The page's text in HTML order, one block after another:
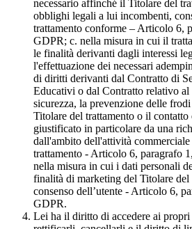
necessario affinché il Titolare del
obblighi legali a lui incombenti,
trattamento conforme – Articolo 6,
GDPR; c. nella misura in cui il
le finalità derivanti dagli interessi
l'effettuazione dei necessari
di diritti derivanti dal Contratto di
Educativi o dal Contratto relativo
sicurezza, la prevenzione delle
Titolare del trattamento o il contatto
giustificato in particolare da una
dall'ambito dell'attività
trattamento - Articolo 6, paragrafo
nella misura in cui i dati personali
finalità di marketing del Titolare del
consenso dell’utente - Articolo 6,
GDPR.
Lei ha il diritto di accedere ai